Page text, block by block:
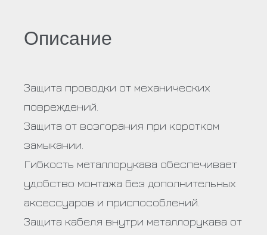
Описание
Защита проводки от механических
повреждений.
Защита от возгорания при коротком
замыкании.
Гибкость металлорукава обеспечивает
удобство монтажа без дополнительных
аксессуаров и приспособлений.
Защита кабеля внутри металлорукава от